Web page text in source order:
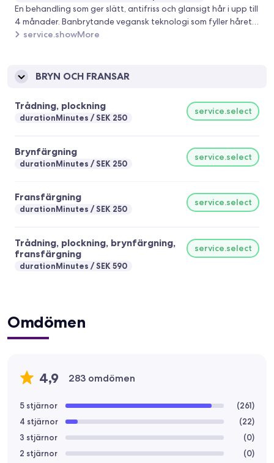
En behandling som ger slätt, antifriss och glansigt hår i upp till
4 månader. Banbrytande vegansk teknologi som fyller håret
med bindningsbildande molekyler för en naturlig, långvarig
service.showMore
BRYN OCH FRANSAR
Trådning, plockning
durationMinutes SEK 250
service.select
Brynfärgning
durationMinutes SEK 250
service.select
Fransfärgning
durationMinutes SEK 250
service.select
Trådning, plockning, brynfärgning,
fransfärgning
durationMinutes SEK 590
service.select
Omdömen
4,9 283 omdömen
5 stjärnor (261)
4 stjärnor
(22)
3 stjärnor
(0)
2 stjärnor
(0)